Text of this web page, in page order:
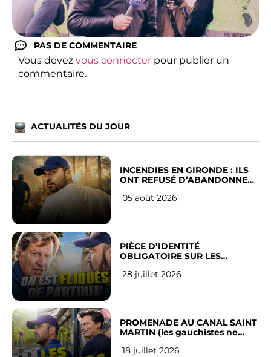
PAS DE COMMENTAIRE
Vous devez vous connecter pour publier un
commentaire.
ACTUALITÉS DU JOUR
INCENDIES EN GIRONDE : ILS
ONT REFUSÉ D’ABANDONNER
05 août 2026
PIÈCE D’IDENTITÉ
OBLIGATOIRE SUR LES
Français
28 juillet 2026
PROMENADE AU CANAL SAINT
MARTIN (les gauchistes ne
18 juillet 2026